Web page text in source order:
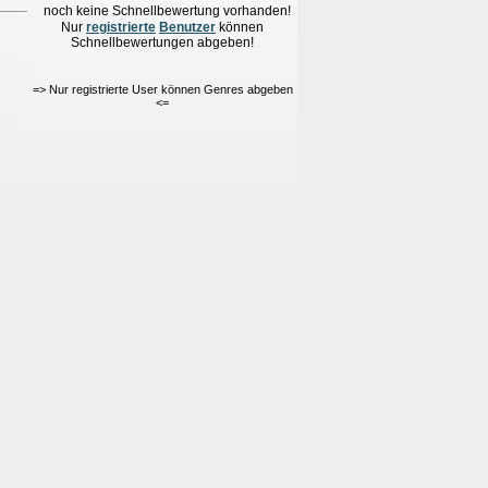
noch keine Schnellbewertung vorhanden!
Nur registrierte Benutzer können
Schnellbewertungen abgeben!
=> Nur registrierte User können Genres abgeben
<=